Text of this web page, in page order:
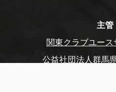
主管
関東クラブユース
公益社団法人群馬